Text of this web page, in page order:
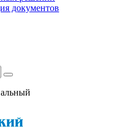
документов